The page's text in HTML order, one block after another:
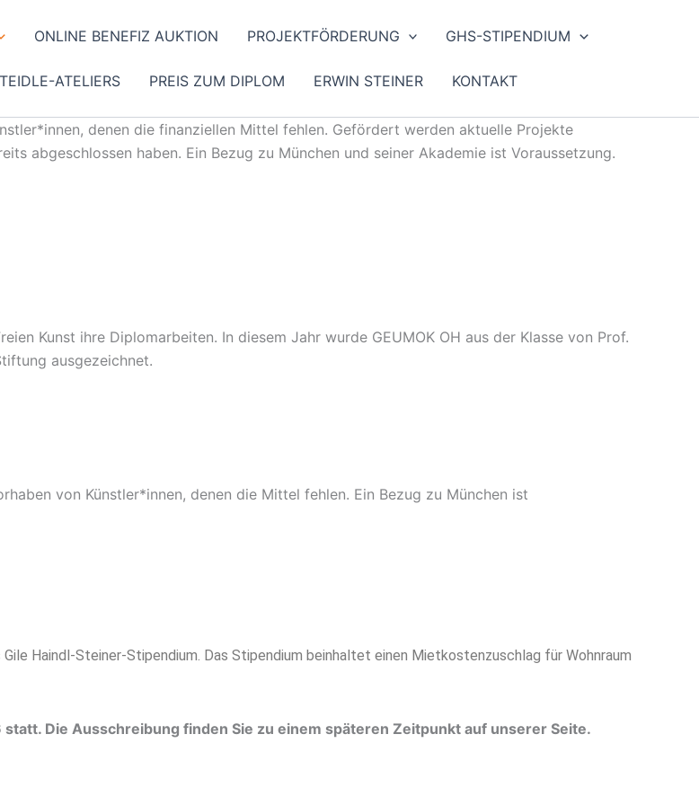
ONLINE BENEFIZ AUKTION PROJEKTFÖRDERUNG GHS-STIPENDIUM
ATELIERS PREIS ZUM DIPLOM ERWIN STEINER KONTAKT
denen die finanziellen Mittel fehlen. Gefördert werden aktuelle Projekte
abgeschlossen haben. Ein Bezug zu München und seiner Akademie ist Voraussetzung.
Kunst ihre Diplomarbeiten. In diesem Jahr wurde GEUMOK OH aus der Klasse von Prof.
ausgezeichnet.
von Künstler*innen, denen die Mittel fehlen. Ein Bezug zu München ist
Haindl-Steiner-Stipendium. Das Stipendium beinhaltet einen Mietkostenzuschlag für Wohnraum
Die Ausschreibung finden Sie zu einem späteren Zeitpunkt auf unserer Seite.